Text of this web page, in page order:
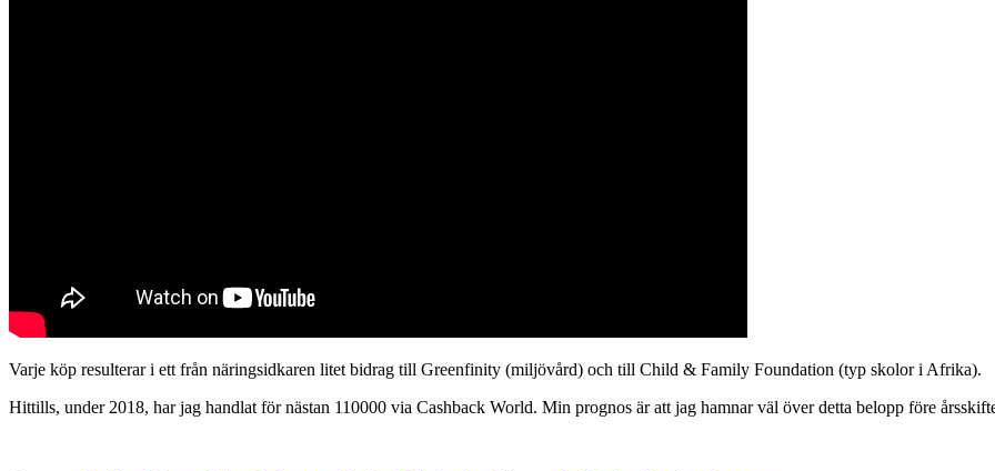
Varje köp resulterar i ett från näringsidkaren litet bidrag till Greenfinity (miljövård) och till Child & Family Foundation (typ skolor i Afrika).
Hittills, under 2018, har jag handlat för nästan 110000 via Cashback World. Min prognos är att jag hamnar väl över detta belopp före